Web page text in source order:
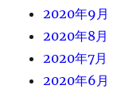
2020年9月
2020年8月
2020年7月
2020年6月